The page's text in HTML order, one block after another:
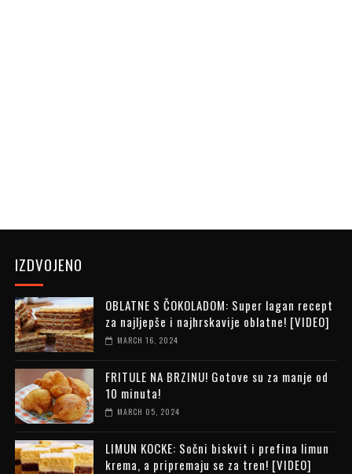
IZDVOJENO
OBLATNE S ČOKOLADOM: Super lagan recept
za najljepše i najhrskavije oblatne! [VIDEO]
MARCH 16, 2024
FRITULE NA BRZINU! Gotove su za manje od
10 minuta!
MARCH 05, 2024
LIMUN KOCKE: Sočni biskvit i prefina limun
krema, a pripremaju se za tren! [VIDEO]